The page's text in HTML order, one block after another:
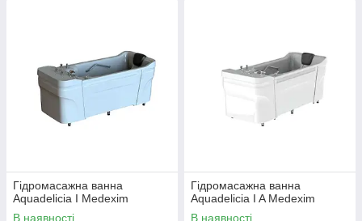
Гідромасажна ванна
Aquadelicia I Medexim
В наявності
Гідромасажна ванна
Aquadelicia I A Medexim
В наявності